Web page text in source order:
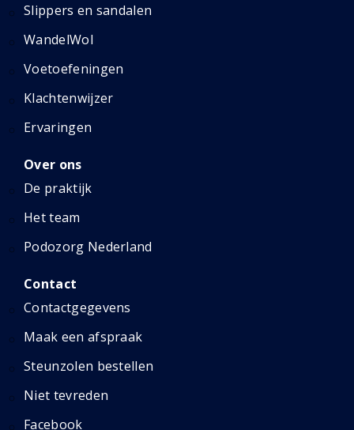
Slippers en sandalen
WandelWol
Voetoefeningen
Klachtenwijzer
Ervaringen
Over ons
De praktijk
Het team
Podozorg Nederland
Contact
Contactgegevens
Maak een afspraak
Steunzolen bestellen
Niet tevreden
Facebook